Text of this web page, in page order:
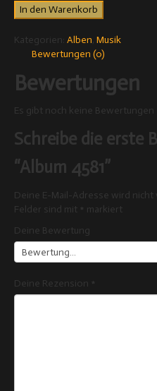
In den Warenkorb
Kategorien: Alben, Musik
Bewertungen (0)
Bewertungen
Es gibt noch keine Bewertungen
Schreibe die erste
“Album 4581”
Deine E-Mail-Adresse wird
Felder sind mit * markiert
Deine Bewertung
Deine Rezension *